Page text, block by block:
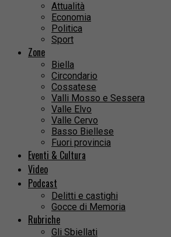
Attualità
Economia
Politica
Sport
Zone
Biella
Circondario
Cossatese
Valli Mosso e Sessera
Valle Elvo
Valle Cervo
Basso Biellese
Fuori provincia
Eventi & Cultura
Video
Podcast
Delitti e castighi
Gocce di Memoria
Rubriche
Gli Sbiellati